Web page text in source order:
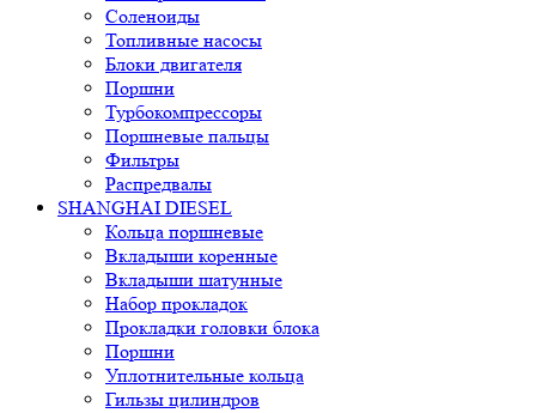
Соленоиды
Топливные насосы
Блоки двигателя
Поршни
Турбокомпрессоры
Поршневые пальцы
Фильтры
Распредвалы
SHANGHAI DIESEL
Кольца поршневые
Вкладыши коренные
Вкладыши шатунные
Набор прокладок
Прокладки головки блока
Поршни
Уплотнительные кольца
Гильзы цилиндров